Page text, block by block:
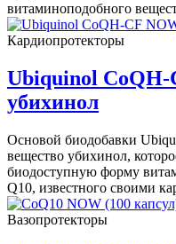
витаминоподобного
Кардиопротекторы
Ubiquinol CoQH-
убихинол
Основой биодобавки
вещество убихинол,
биодоступную форму
Q10, известного своими
Вазопротекторы